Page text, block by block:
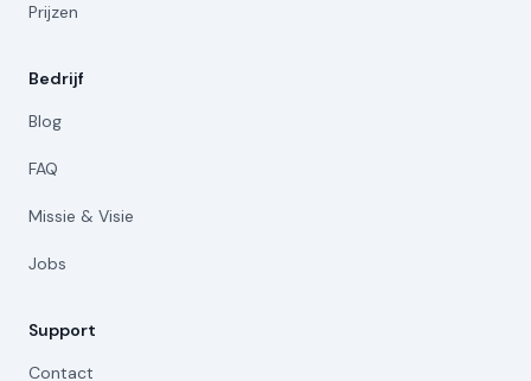
Prijzen
Bedrijf
Blog
FAQ
Missie & Visie
Jobs
Support
Contact